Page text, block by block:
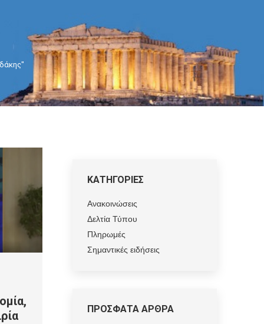
ΚΑΤΗΓΟΡΙΕΣ
Ανακοινώσεις
Δελτία Τύπου
Πληρωμές
Σημαντικές ειδήσεις
ΠΡΟΣΦΑΤΑ ΑΡΘΡΑ